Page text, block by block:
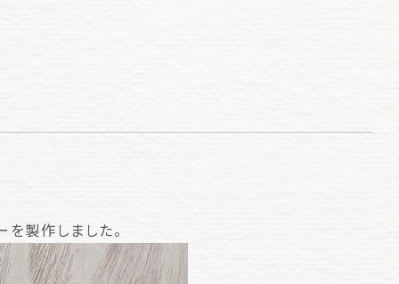
を製作しました。